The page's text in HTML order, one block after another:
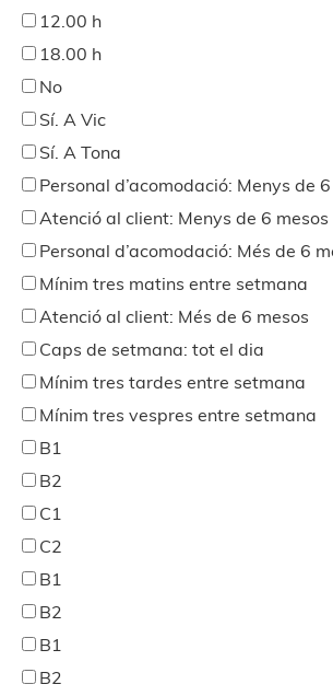
12.00 h
18.00 h
No
Sí. A Vic
Sí. A Tona
Personal d’acomodació: Menys de
Atenció al client: Menys de 6 mesos
Personal d’acomodació: Més de 6
Mínim tres matins entre setmana
Atenció al client: Més de 6 mesos
Caps de setmana: tot el dia
Mínim tres tardes entre setmana
Mínim tres vespres entre setmana
B1
B2
C1
C2
B1
B2
B1
B2